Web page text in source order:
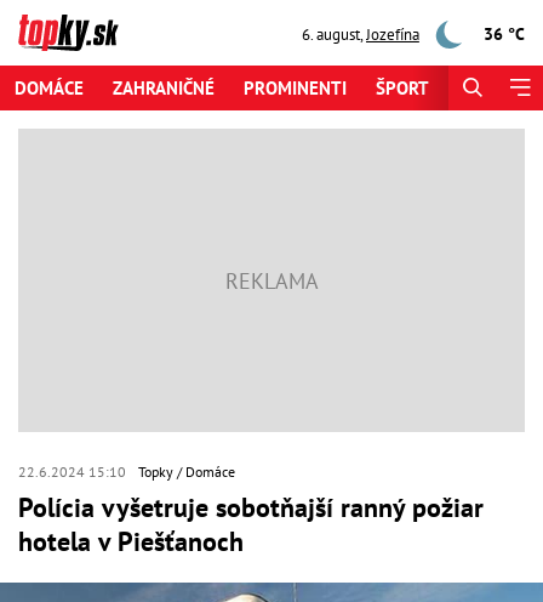
6. august,Jozefína 36 °C
DOMÁCE ZAHRANIČNÉ PROMINENTI ŠPORT
22.6.2024 15:10 Topky Domáce
Polícia vyšetruje sobotňajší ranný požiar
hotela v Piešťanoch